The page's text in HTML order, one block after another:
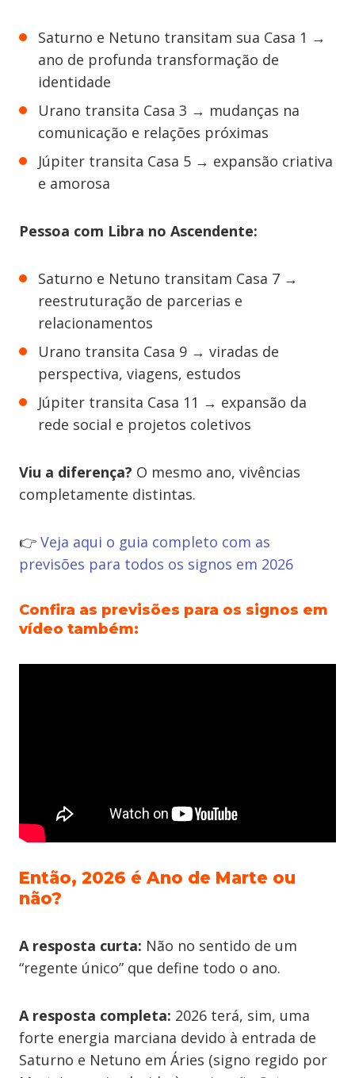
Saturno e Netuno transitam sua Casa 1 →
ano de profunda transformação de
identidade
Urano transita Casa 3 → mudanças na
comunicação e relações próximas
Júpiter transita Casa 5 → expansão criativa
e amorosa
Pessoa com Libra no Ascendente:
Saturno e Netuno transitam Casa 7 →
reestruturação de parcerias e
relacionamentos
Urano transita Casa 9 → viradas de
perspectiva, viagens, estudos
Júpiter transita Casa 11 → expansão da
rede social e projetos coletivos
Viu a diferença? O mesmo ano, vivências
completamente distintas.
👉 Veja aqui o guia completo com as
previsões para todos os signos em 2026
Confira as previsões para os signos em
vídeo também:
Então, 2026 é Ano de Marte ou
não?
A resposta curta: Não no sentido de um
“regente único” que define todo o ano.
A resposta completa: 2026 terá, sim, uma
forte energia marciana devido à entrada de
Saturno e Netuno em Áries (signo regido por